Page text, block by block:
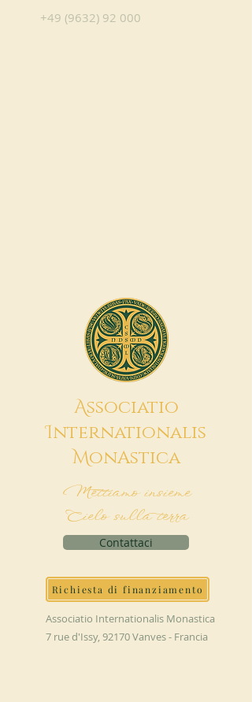
+49 (9632) 92 000
Associatio
Internationalis
MonAstica
Mettiamo insieme
Cielo sulla terra
Contattaci
Richiesta di finanziamento
Associatio Internationalis Monastica
7 rue d'Issy, 92170 Vanves - Francia